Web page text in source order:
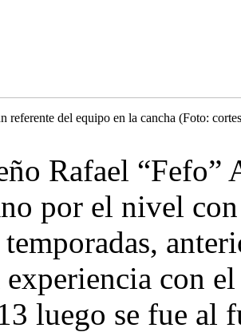
referente del equipo en la cancha (Foto:
Rafael
por el nivel
temporadas,
con
luego se fue al